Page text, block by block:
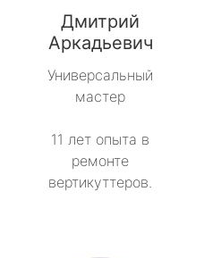
Дмитрий
Аркадьевич
Универсальный
мастер
11 лет опыта в
ремонте
вертикуттеров.